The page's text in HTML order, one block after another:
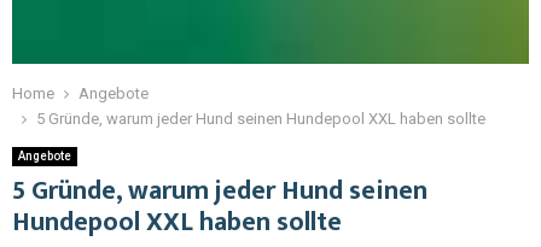
Home
Angebote
5 Gründe, warum jeder Hund seinen Hundepool XXL haben sollte
Angebote
5 Gründe, warum jeder Hund seinen
Hundepool XXL haben sollte